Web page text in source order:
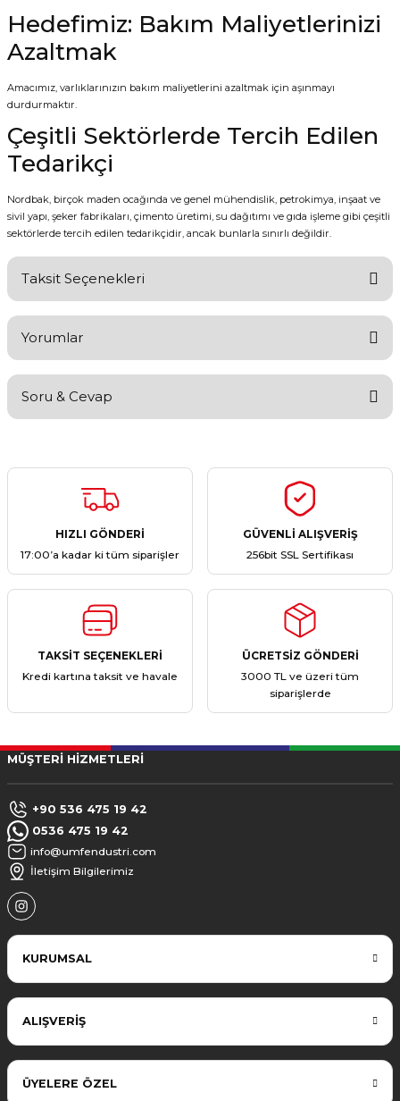
Hedefimiz: Bakım Maliyetlerinizi
Azaltmak
Amacımız, varlıklarınızın bakım maliyetlerini azaltmak için aşınmayı
durdurmaktır.
Çeşitli Sektörlerde Tercih Edilen
Tedarikçi
Nordbak, birçok maden ocağında ve genel mühendislik, petrokimya, inşaat ve
sivil yapı, şeker fabrikaları, çimento üretimi, su dağıtımı ve gıda işleme gibi çeşitli
sektörlerde tercih edilen tedarikçidir, ancak bunlarla sınırlı değildir.
Taksit Seçenekleri
Yorumlar
Yorum Yaz
Soru & Cevap
Ürün hakkında henüz soru sorulmamış.
HIZLI GÖNDERİ
17:00’a kadar ki tüm siparişler
GÜVENLİ ALIŞVERİŞ
256bit SSL Sertifikası
TAKSİT SEÇENEKLERİ
Kredi kartına taksit ve havale
ÜCRETSİZ GÖNDERİ
3000 TL ve üzeri tüm
siparişlerde
MÜŞTERİ HİZMETLERİ
+90 536 475 19 42
0536 475 19 42
info@umfendustri.com
İletişim Bilgilerimiz
KURUMSAL
ALIŞVERİŞ
ÜYELERE ÖZEL